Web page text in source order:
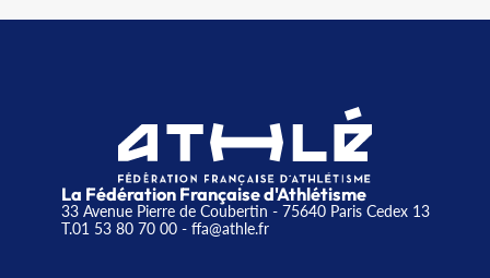
La Fédération Française d'Athlétisme
33 Avenue Pierre de Coubertin - 75640 Paris Cedex 13
T.01 53 80 70 00- ffa@athle.fr